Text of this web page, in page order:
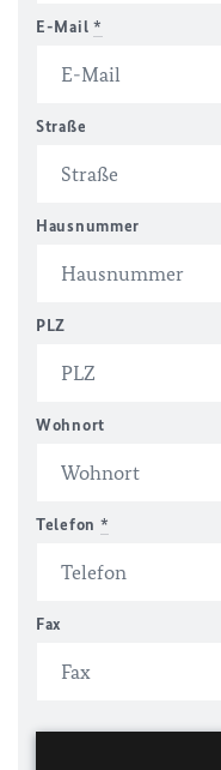
E-Mail *
Straße
Hausnummer
PLZ
Wohnort
Telefon *
Fax